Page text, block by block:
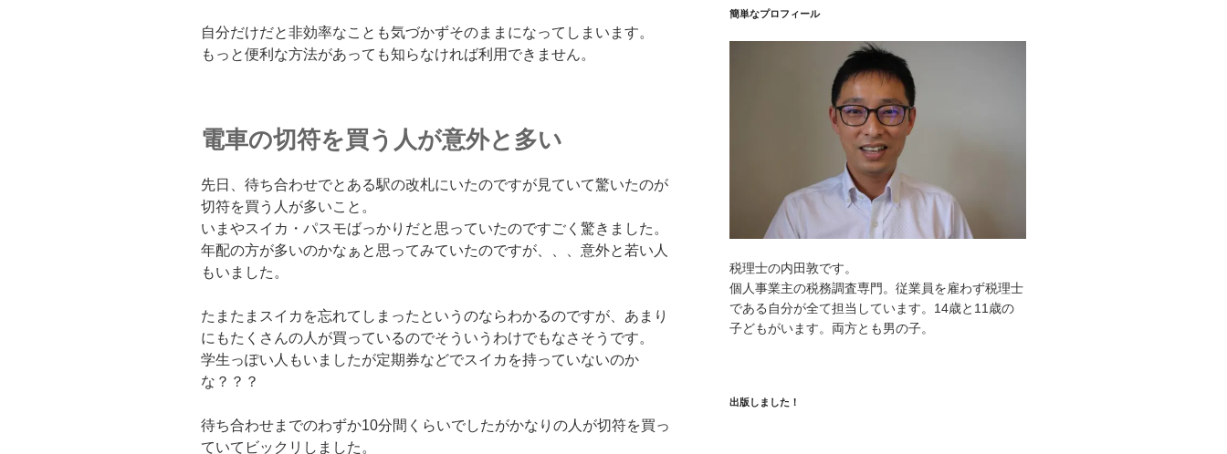
自分だけだと非効率なことも気づかずそのままになってしまいます。
もっと便利な方法があっても知らなければ利用できません。
電車の切符を買う人が意外と多い
先日、待ち合わせでとある駅の改札にいたのですが見ていて驚いたのが
切符を買う人が多いこと。
いまやスイカ・パスモばっかりだと思っていたのですごく驚きました。
年配の方が多いのかなぁと思ってみていたのですが、、、意外と若い人
もいました。
たまたまスイカを忘れてしまったというのならわかるのですが、あまり
にもたくさんの人が買っているのでそういうわけでもなさそうです。
学生っぽい人もいましたが定期券などでスイカを持っていないのか
な？？？
待ち合わせまでのわずか10分間くらいでしたがかなりの人が切符を買っ
ていてビックリしました。
簡単なプロフィール
税理士の内田敦です。
個人事業主の税務調査専門。従業員を雇わず税理士
である自分が全て担当しています。14歳と11歳の
子どもがいます。両方とも男の子。
出版しました！